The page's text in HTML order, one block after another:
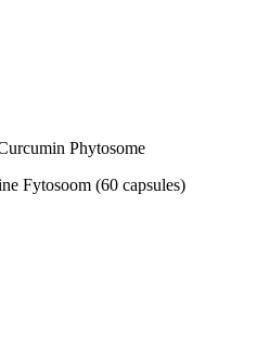
Phytosome
Fytosoom (60 capsules)